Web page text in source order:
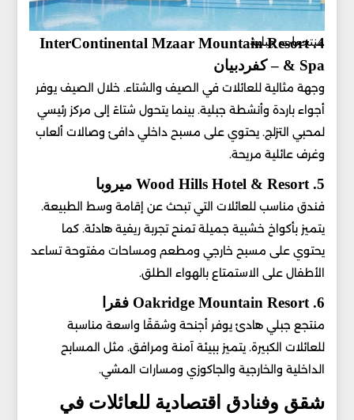
منتجعات جبلية
4. InterContinental Mzaar Mountain Resort
& Spa – كفردبيان
وجهة مثالية للعائلات في الصيف والشتاء. خلال الصيف يوفر
أجواء باردة وأنشطة جبلية. بينما يتحول شتاءً إلى مركز رئيسي
لمحبي التزلج. يحتوي على مسبح داخلي دافئ وصالات ألعاب
وغرف عائلية مريحة.
5. Wood Hills Hotel & Resort ميروبا
فندق مناسب للعائلات التي تبحث عن إقامة وسط الطبيعة.
يتميز بأكواخ خشبية جميلة تمنح تجربة ريفية هادئة. كما
يحتوي على مسبح خارجي ومطعم ومساحات مفتوحة تساعد
الأطفال على الاستمتاع بالهواء الطلق.
6. Oakridge Mountain Resort فقرا
منتجع جبلي هادئ يوفر أجنحة وشققًا واسعة مناسبة
للعائلات الكبيرة. يتميز ببيئة آمنة ومرافق. مثل المسابح
الداخلية والخارجية والجاكوزي ومسارات المشي.
شقق وفنادق اقتصادية للعائلات في